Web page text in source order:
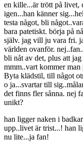
en kille...är trött på livet,
igen...han känner
testa något, bli
bara patetiskt. börja på
själv. jag vill ju vara fri.
världen ovanför.
bli nåt av det, plus att
mmm..vart kommer
Byta klädstil, till något
o ja...svartar till
det finns fler sånna. nej
unikt?
han ligger naken i
upp..livet är trist...! han
nu lite...ja fan!